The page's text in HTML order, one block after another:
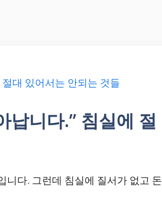
납니다.” 침실에 절
니다. 그런데 침실에 질서가 없고 돈